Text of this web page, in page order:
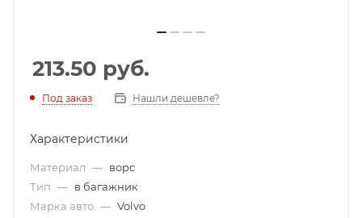
213.50 руб.
Под заказ Нашли дешевле?
Характеристики
Материал — ворс
Тип — в багажник
Марка авто — Volvo